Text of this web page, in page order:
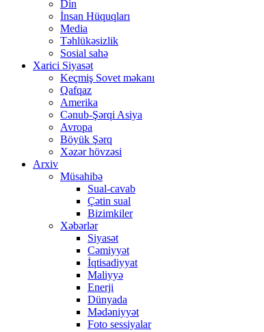
Din
İnsan Hüquqları
Media
Təhlükəsizlik
Sosial sahə
Xarici Siyasət
Keçmiş Sovet məkanı
Qafqaz
Amerika
Cənub-Şərqi Asiya
Avropa
Böyük Şərq
Xəzər hövzəsi
Arxiv
Müsahibə
Sual-cavab
Çətin sual
Bizimkiler
Xəbərlər
Siyasət
Cəmiyyət
İqtisadiyyat
Maliyyə
Enerji
Dünyada
Mədəniyyət
Foto sessiyalar